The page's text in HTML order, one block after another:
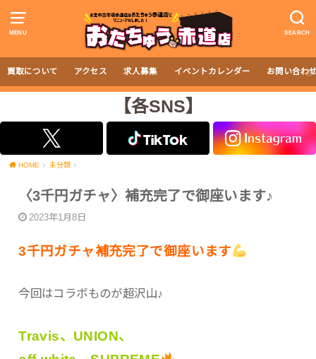
MENU SEARCH
買取について アクセス 求人募集 イベントカレンダー お問い合わ
【各SNS】
HOME 未分類
〈3千円ガチャ〉補充完了で御座います♪
2023年1月8日
3千円ガチャ補充完了で御座います
今回はコラボものが超沢山♪
Travis、UNION、